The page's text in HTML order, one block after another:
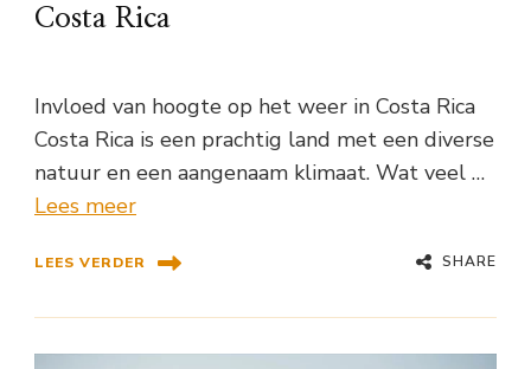
Costa Rica
Invloed van hoogte op het weer in Costa Rica
Costa Rica is een prachtig land met een diverse
natuur en een aangenaam klimaat. Wat veel …
Lees meer
LEES VERDER SHARE